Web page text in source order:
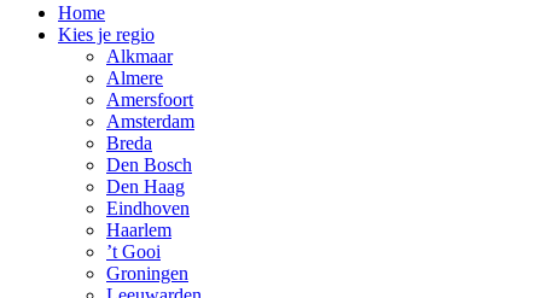
Home
Kies je regio
Alkmaar
Almere
Amersfoort
Amsterdam
Breda
Den Bosch
Den Haag
Eindhoven
Haarlem
’t Gooi
Groningen